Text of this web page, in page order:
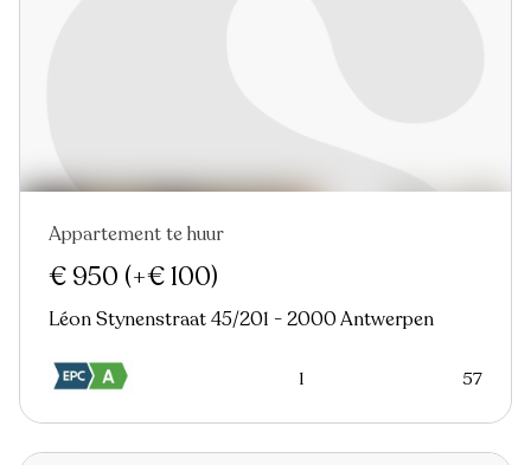
Nieuw
Appartement te huur
€ 950 (+€ 100)
Léon Stynenstraat 45/201 - 2000 Antwerpen
1 57